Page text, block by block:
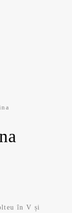
în V și